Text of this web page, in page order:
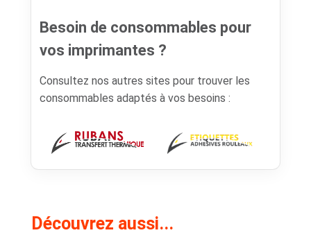
Besoin de consommables pour
vos imprimantes ?
Consultez nos autres sites pour trouver les
consommables adaptés à vos besoins :
Découvrez aussi...